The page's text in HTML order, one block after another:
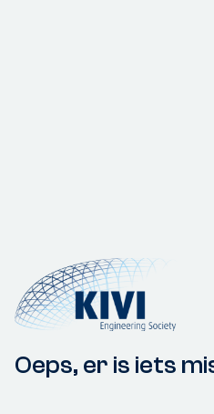
Oeps, er is iets